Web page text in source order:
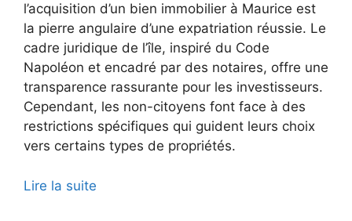
l’acquisition d’un bien immobilier à Maurice est
la pierre angulaire d’une expatriation réussie. Le
cadre juridique de l’île, inspiré du Code
Napoléon et encadré par des notaires, offre une
transparence rassurante pour les investisseurs.
Cependant, les non-citoyens font face à des
restrictions spécifiques qui guident leurs choix
vers certains types de propriétés.
Lire la suite